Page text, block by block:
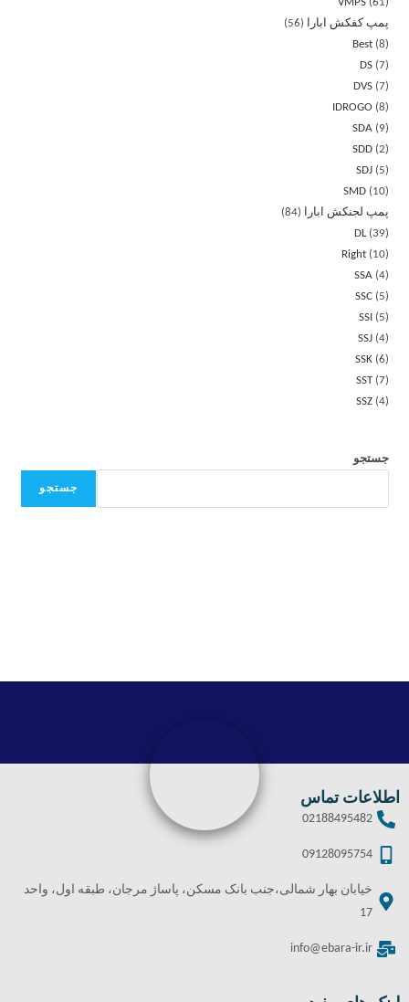
VMPS 61
پمپ کفکش ابارا
56
Best 8
DS 7
DVS 7
IDROGO
8
SDA
9
SDD 2
SDJ
5
SMD
10
پمپ لجنکش ابارا
84
DL 39
Right
10
SSA 4
SSC
5
SSI
5
SSJ 4
SSK 6
SST 7
SSZ 4
جستجو
جستجو
اطلاعات تماس
02188495482
09128095754
خیابان بهار شمالی،جنب بانک مسکن، پاساژ مرجان، طبقه اول، واحد
17
info@ebara-ir.ir